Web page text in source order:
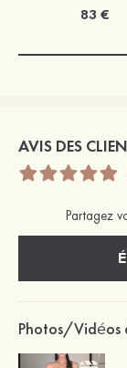
83 €
AVIS DES
Partagez
Photos/Vidéos